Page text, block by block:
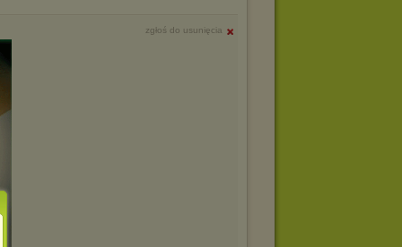
zgłoś do usunięcia